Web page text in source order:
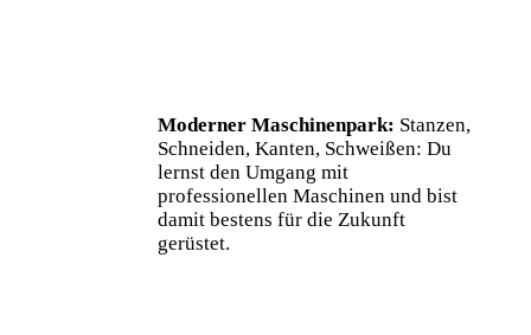
Moderner Maschinenpark: Stanzen,
Schneiden, Kanten, Schweißen: Du
lernst den Umgang mit
professionellen Maschinen und bist
damit bestens für die Zukunft
gerüstet.